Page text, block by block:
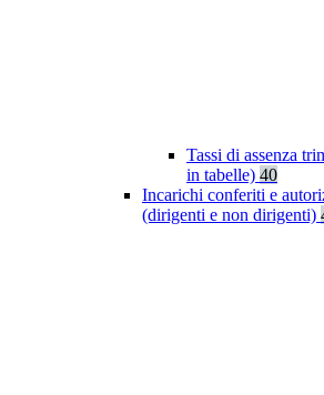
Tassi di assenza
in tabelle) 40
Incarichi conferiti e
(dirigenti e non dirigenti)